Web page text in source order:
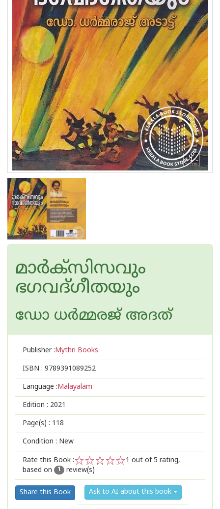
മാര്‍ക്സിസവും
ഭഗവദ്ഗീതയും
ഡോ ധര്‍മ്മരജ് അദത്
Publisher :Mythri Books
ISBN : 9789391089252
Language :Malayalam
Edition : 2021
Page(s) : 118
Condition : New
Rate this Book :
2
1
1 out of 5 rating,
based on
1 review(s)
Share this Book Ask to AI about this book